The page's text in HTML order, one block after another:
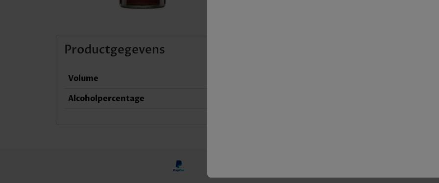
Productgegevens
Volume
Alcoholpercentage